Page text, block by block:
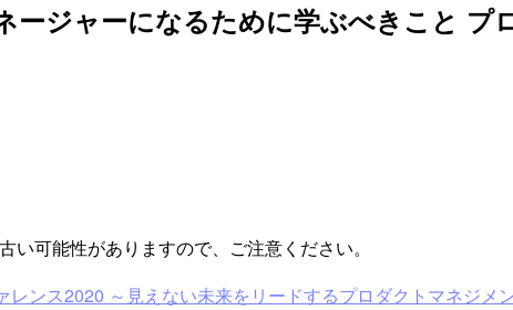
ジャーになるために学ぶべきこと プ
可能性がありますので、ご注意ください。
レンス2020 ～見えない未来をリードするプロダクトマネジメ